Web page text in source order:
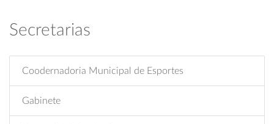
Secretarias
Coodernadoria Municipal de Esportes
Gabinete